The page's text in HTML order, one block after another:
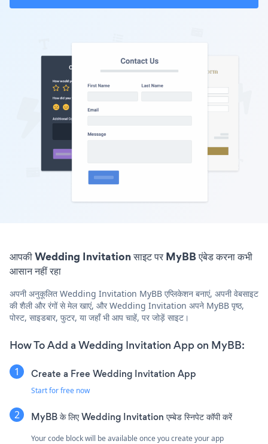
आपकी Wedding Invitation साइट पर MyBB एंबेड करना कभी
आसान नहीं रहा
अपनी अनुकूलित Wedding Invitation MyBB एप्लिकेशन बनाएं, अपनी वेबसाइट
की शैली और रंगों से मेल खाएं, और Wedding Invitation अपने MyBB पृष्ठ,
पोस्ट, साइडबार, फुटर, या जहाँ भी आप चाहें, पर जोड़ें साइट।
How To Add a Wedding Invitation App on MyBB:
Create a Free Wedding Invitation App
Start for free now
MyBB के लिए Wedding Invitation एम्बेड स्निपेट कॉपी करें
Your code block will be available once you create your app